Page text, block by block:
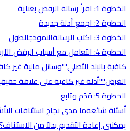
الخطوة 1: اقرأ رسالة الرفض بعناية
الخطوة 2: اجمع أدلة جديدة
الخطوة 3: اكتب الرسالة
النموذجالطول
الخطوة 4: التعامل مع أسباب الرفض الأربعة الأكثر شيوعاً
كافية بالبلد الأصلي""وسائل مالية غير
الغرض""أدلة غير كافية على علاقة
الخطوة 5: قدّم وتابع
أسئلة شائعةما مدى نجاح استئنافات
يمكنني إعادة التقديم بدلاً من الاستئناف؟